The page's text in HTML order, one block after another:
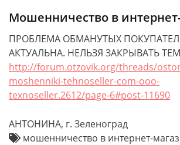
Мошенничество в
ПРОБЛЕМА ОБМАНУТЫХ
АКТУАЛЬНА. НЕЛЬЗЯ ЗАКРЫВАТЬ
http://forum.otzovik.org/threads/
moshenniki-tehnoseller-com-ooo-
texnoseller.2612/page-6#post-11690
АНТОНИНА, г. Зеленоград
мошенничество в интернет-